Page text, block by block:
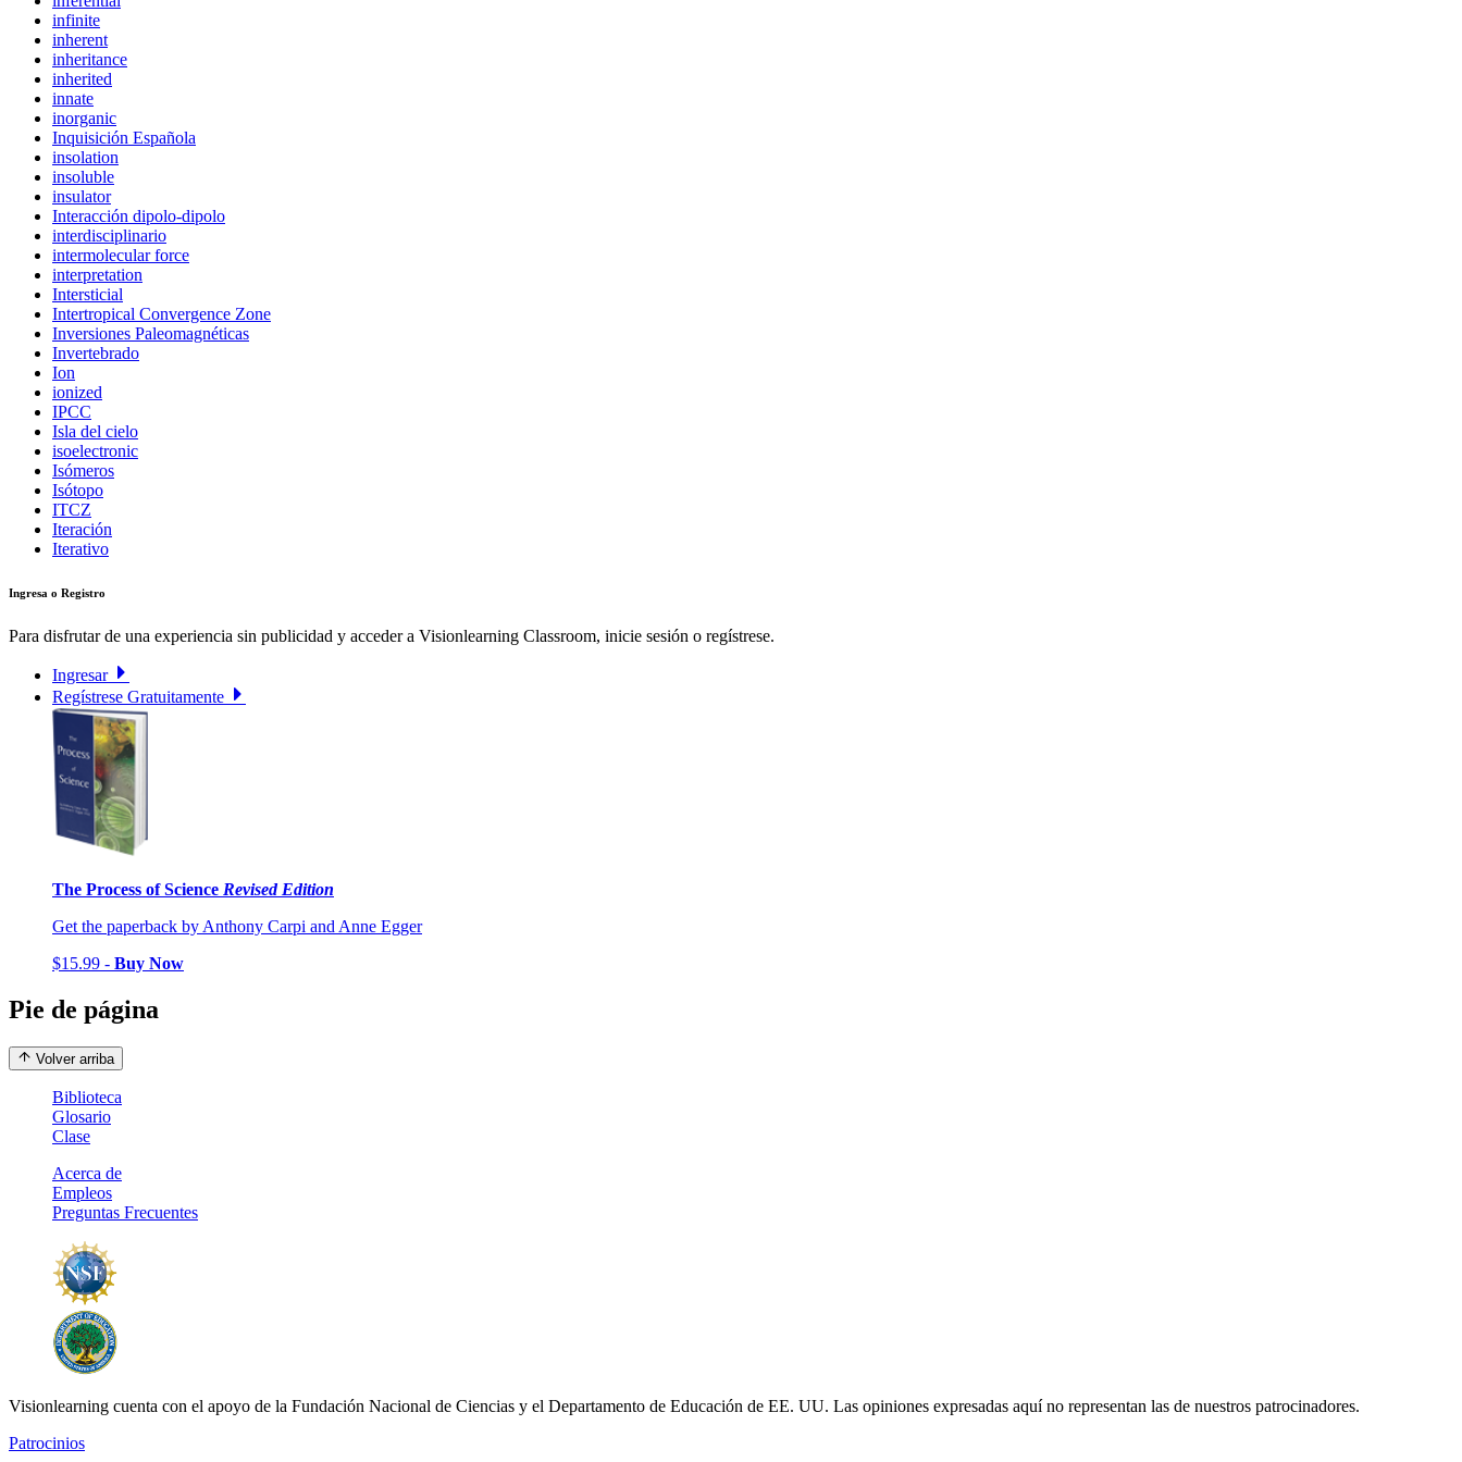
infinite
inherent
inheritance
inherited
innate
inorganic
Inquisición Española
insolation
insoluble
insulator
Interacción dipolo-dipolo
interdisciplinario
intermolecular force
interpretation
Intersticial
Intertropical Convergence Zone
Inversiones Paleomagnéticas
Invertebrado
Ion
ionized
IPCC
Isla del cielo
isoelectronic
Isómeros
Isótopo
ITCZ
Iteración
Iterativo
Ingresa o Registro
Para disfrutar de una experiencia sin publicidad y acceder a Visionlearning Classroom, inicie sesión o regístrese.
Ingresar
Regístrese Gratuitamente
The Process of Science Revised Edition
Get the paperback by Anthony Carpi and Anne Egger
$15.99 - Buy Now
Pie de página
Volver arriba
Biblioteca
Glosario
Clase
Acerca de
Empleos
Preguntas Frecuentes
Visionlearning cuenta con el apoyo de la Fundación Nacional de Ciencias y el Departamento de Educación de EE. UU. Las opiniones expresadas aquí no representan las de nuestros patrocinadores.
Patrocinios